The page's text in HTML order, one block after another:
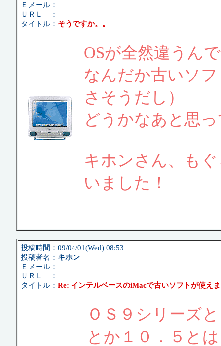
Ｅメール：
ＵＲＬ ：
タイトル： そうですか。。
OSが全然違うん
なんだか古いソ
さそうだし）
どうかなあと思
キホンさん、も
いました！
投稿時間：09/04/01(Wed) 08:53
投稿者名： キホン
Ｅメール：
ＵＲＬ ：
タイトル： Re: インテルベースのiMacで古いソフトが使え
ＯＳ９シリーズ
とか１０．５と